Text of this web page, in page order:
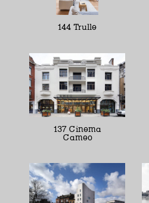
144 Trulle
137 Cinema
Cameo